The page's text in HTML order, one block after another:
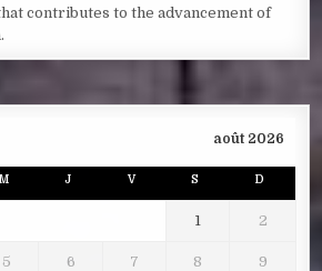
contributes to the advancement of
août 2026
M J V S D
1 2
5 6 7 8 9